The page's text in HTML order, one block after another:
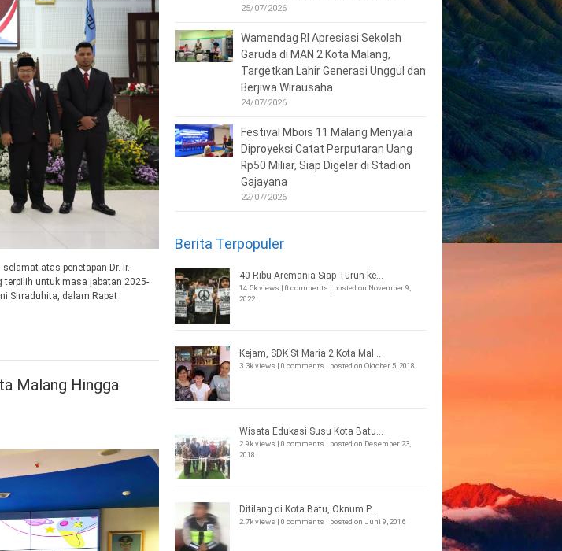
atas penetapan Dr. Ir.
terpilih untuk masa jabatan 2025-
Sirraduhita, dalam Rapat
Malang Hingga
25/07/2026
Wamendag RI Apresiasi Sekolah
Garuda di MAN 2 Kota Malang,
Targetkan Lahir Generasi Unggul dan
Berjiwa Wirausaha
24/07/2026
Festival Mbois 11 Malang Menyala
Diproyeksi Catat Perputaran Uang
Rp50 Miliar, Siap Digelar di Stadion
Gajayana
22/07/2026
Berita Terpopuler
40 Ribu Aremania Siap Turun ke...
14.5k views | 0 comments | posted on November 9,
2022
Kejam, SDK St Maria 2 Kota Mal...
3.3k views | 0 comments | posted on Oktober 5, 2018
Wisata Edukasi Susu Kota Batu...
2.9k views | 0 comments | posted on Desember 23,
2018
Ditilang di Kota Batu, Oknum P...
2.7k views | 0 comments | posted on Juni 9, 2016